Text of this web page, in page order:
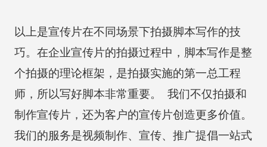
以上是宣传片在不同场景下拍摄脚本写作的技
巧。在企业宣传片的拍摄过程中，脚本写作是整
个拍摄的理论框架，是拍摄实施的第一总工程
师，所以写好脚本非常重要。 我们不仅拍摄和
制作宣传片，还为客户的宣传片创造更多价值。
我们的服务是视频制作、宣传、推广提倡一站式